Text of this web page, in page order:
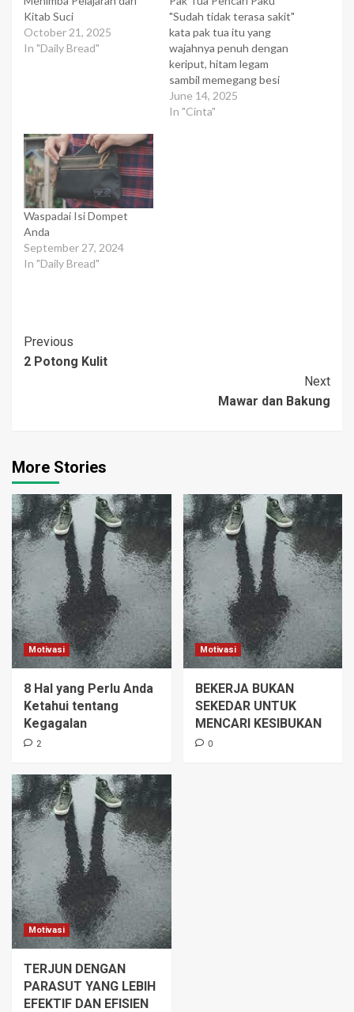
Kitab Suci
October 21, 2025
In "Daily Bread"
"Sudah tidak terasa sakit"
kata pak tua itu yang
wajahnya penuh dengan
keriput, hitam legam
sambil memegang besi
semberani alat untuk
mencari paku dipinggiran
June 14, 2025
In "Cinta"
Waspadai Isi Dompet
Anda
September 27, 2024
In "Daily Bread"
Post
Navigation
Previous
2 Potong Kulit
Next
Mawar dan Bakung
More Stories
Motivasi
8 Hal yang Perlu Anda
Ketahui tentang
Kegagalan
2
Motivasi
BEKERJA BUKAN
SEKEDAR UNTUK
MENCARI KESIBUKAN
0
Motivasi
TERJUN DENGAN
PARASUT YANG LEBIH
EFEKTIF DAN EFISIEN